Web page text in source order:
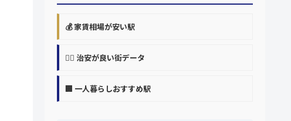
💰 家賃相場が安い駅
👮‍♀️ 治安が良い街データ
🏢 一人暮らしおすすめ駅